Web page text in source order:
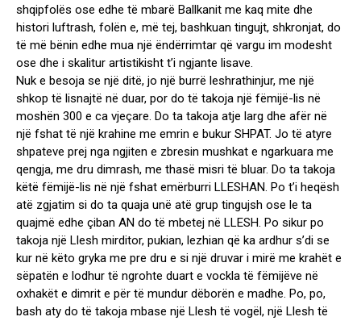
shqipfolës ose edhe të mbarë Ballkanit me kaq mite dhe
histori luftrash, folën e, më tej, bashkuan tingujt, shkronjat, do
të më bënin edhe mua një ëndërrimtar që vargu im modesht
ose dhe i skalitur artistikisht t’i ngjante lisave.
Nuk e besoja se një ditë, jo një burrë leshrathinjur, me një
shkop të lisnajtë në duar, por do të takoja një fëmijë-lis në
moshën 300 e ca vjeçare. Do ta takoja atje larg dhe afër në
një fshat të një krahine me emrin e bukur SHPAT. Jo të atyre
shpateve prej nga ngjiten e zbresin mushkat e ngarkuara me
qengja, me dru dimrash, me thasë misri të bluar. Do ta takoja
këtë fëmijë-lis në një fshat emërburri LLESHAN. Po t’i heqësh
atë zgjatim si do ta quaja unë atë grup tingujsh ose le ta
quajmë edhe çiban AN do të mbetej në LLESH. Po sikur po
takoja një Llesh mirditor, pukian, lezhian që ka ardhur s’di se
kur në këto gryka me pre dru e si një druvar i mirë me krahët e
sëpatën e lodhur të ngrohte duart e vockla të fëmijëve në
oxhakët e dimrit e për të mundur dëborën e madhe. Po, po,
bash aty do të takoja mbase një Llesh të vogël, një Llesh të